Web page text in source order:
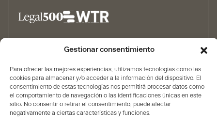
Gestionar consentimiento
Para ofrecer las mejores experiencias, utilizamos tecnologías como las
cookies para almacenar y/o acceder a la información del dispositivo. El
consentimiento de estas tecnologías nos permitirá procesar datos como
el comportamiento de navegación o las identificaciones únicas en este
sitio. No consentir o retirar el consentimiento, puede afectar
negativamente a ciertas características y funciones.